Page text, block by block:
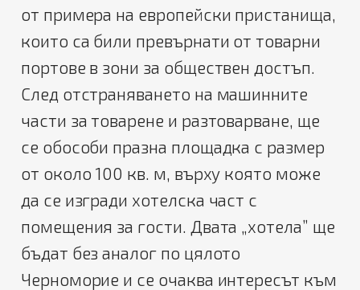
от примера на европейски пристанища,
които са били превърнати от товарни
портове в зони за обществен достъп.
След отстраняването на машинните
части за товарене и разтоварване, ще
се обособи празна площадка с размер
от около 100 кв. м, върху която може
да се изгради хотелска част с
помещения за гости. Двата „хотела” ще
бъдат без аналог по цялото
Черноморие и се очаква интересът към